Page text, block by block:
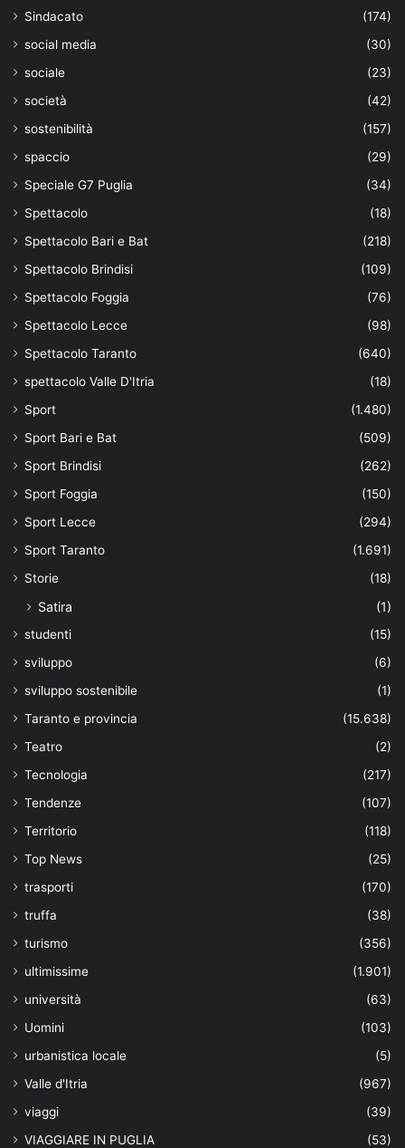
Sindacato
(174)
social media
(30)
sociale
(23)
società
(42)
sostenibilità
(157)
spaccio
(29)
Speciale G7 Puglia
(34)
Spettacolo
(18)
Spettacolo Bari e Bat
(218)
Spettacolo Brindisi
(109)
Spettacolo Foggia
(76)
Spettacolo Lecce
(98)
Spettacolo Taranto
(640)
spettacolo Valle D'Itria
(18)
Sport
(1.480)
Sport Bari e Bat
(509)
Sport Brindisi
(262)
Sport Foggia
(150)
Sport Lecce
(294)
Sport Taranto
(1.691)
Storie
(18)
Satira (1)
studenti
(15)
sviluppo
(6)
sviluppo sostenibile
(1)
Taranto e provincia
(15.638)
Teatro
(2)
Tecnologia
(217)
Tendenze
(107)
Territorio
(118)
Top News
(25)
trasporti
(170)
truffa
(38)
turismo
(356)
ultimissime
(1.901)
università
(63)
Uomini
(103)
urbanistica locale
(5)
Valle d'Itria
(967)
viaggi
(39)
VIAGGIARE IN PUGLIA
(53)